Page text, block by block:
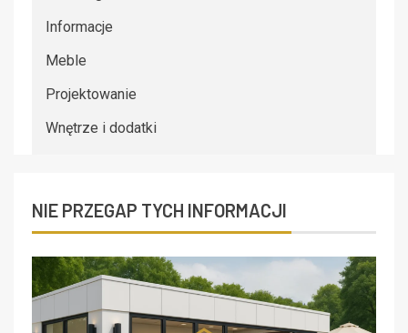
Informacje
Meble
Projektowanie
Wnętrze i dodatki
NIE PRZEGAP TYCH INFORMACJI